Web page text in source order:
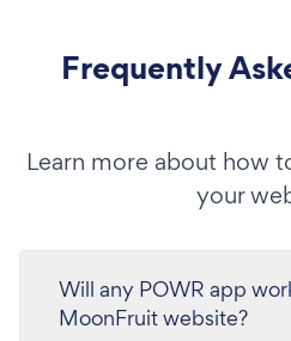
Frequently
Learn more about how
your
Will any POWR app
MoonFruit website?